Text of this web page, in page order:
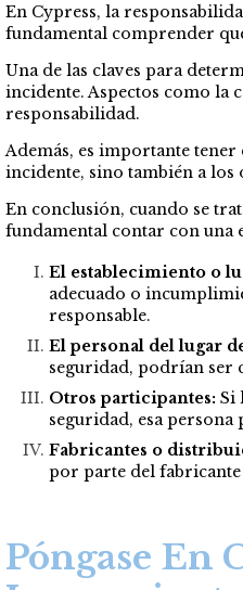
En Cypress, la
fundamental comprender
Una de las claves para
incidente. Aspectos como la
responsabilidad.
Además, es importante
incidente, sino también a
En conclusión, cuando se
fundamental contar con una
El establecimiento o
adecuado o
responsable.
El personal del lugar
seguridad, podrían ser
Otros participantes: Si
seguridad, esa
Fabricantes o
por parte del
Póngase En